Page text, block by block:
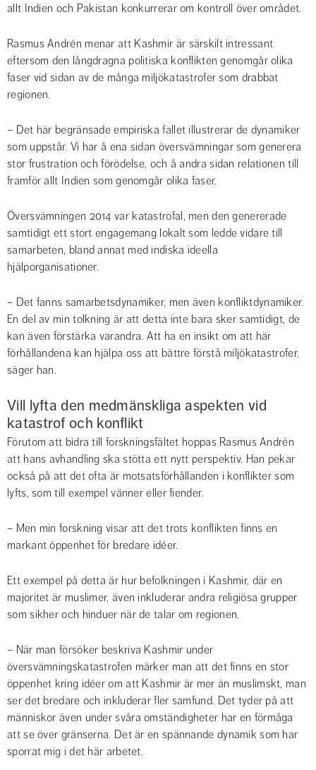
allt Indien och Pakistan konkurrerar om kontroll över området.
Rasmus Andrén menar att Kashmir är särskilt intressant
eftersom den långdragna politiska konflikten genomgår olika
faser vid sidan av de många miljökatastrofer som drabbat
regionen.
– Det här begränsade empiriska fallet illustrerar de dynamiker
som uppstår. Vi har å ena sidan översvämningar som generera
stor frustration och förödelse, och å andra sidan relationen till
framför allt Indien som genomgår olika faser.
Översvämningen 2014 var katastrofal, men den genererade
samtidigt ett stort engagemang lokalt som ledde vidare till
samarbeten, bland annat med indiska ideella
hjälporganisationer.
– Det fanns samarbetsdynamiker, men även konfliktdynamiker.
En del av min tolkning är att detta inte bara sker samtidigt, de
kan även förstärka varandra. Att ha en insikt om att här
förhållandena kan hjälpa oss att bättre förstå miljökatastrofer,
säger han.
Vill lyfta den medmänskliga aspekten vid
katastrof och konflikt
Förutom att bidra till forskningsfältet hoppas Rasmus Andrén
att hans avhandling ska stötta ett nytt perspektiv. Han pekar
också på att det ofta är motsatsförhållanden i konflikter som
lyfts, som till exempel vänner eller fiender.
– Men min forskning visar att det trots konflikten finns en
markant öppenhet för bredare idéer.
Ett exempel på detta är hur befolkningen i Kashmir, där en
majoritet är muslimer, även inkluderar andra religiösa grupper
som sikher och hinduer när de talar om regionen.
– När man försöker beskriva Kashmir under
översvämningskatastrofen märker man att det finns en stor
öppenhet kring idéer om att Kashmir är mer än muslimskt, man
ser det bredare och inkluderar fler samfund. Det tyder på att
människor även under svåra omständigheter har en förmåga
att se över gränserna. Det är en spännande dynamik som har
sporrat mig i det här arbetet.